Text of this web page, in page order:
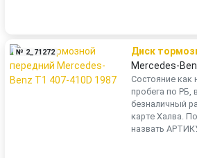
№ 2_71272
Диск
Mercedes-
Состояние как
пробега по РБ,
безналичный
карте Халва.
назвать